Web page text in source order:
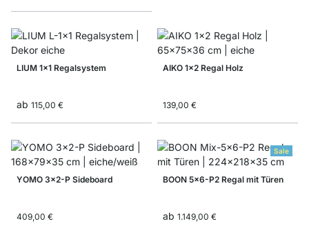
LIUM 1x1 Regalsystem
ab 115,00 €
AIKO 1x2 Regal Holz
139,00 €
YOMO 3x2-P Sideboard
409,00 €
Sale
BOON 5x6-P2 Regal mit Türen
ab 1.149,00 €